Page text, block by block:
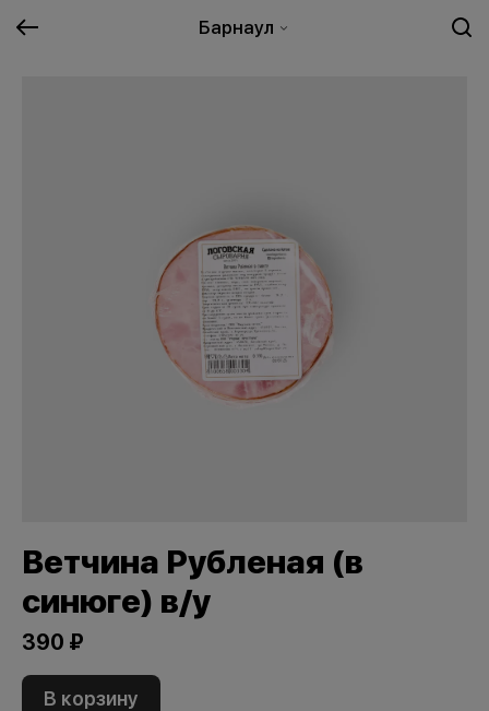
Барнаул
Ветчина Рубленая (в
синюге) в/у
390 ₽
В корзину